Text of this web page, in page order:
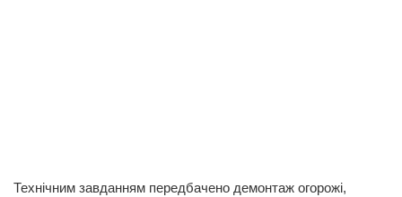
Технічним завданням передбачено демонтаж огорожі,